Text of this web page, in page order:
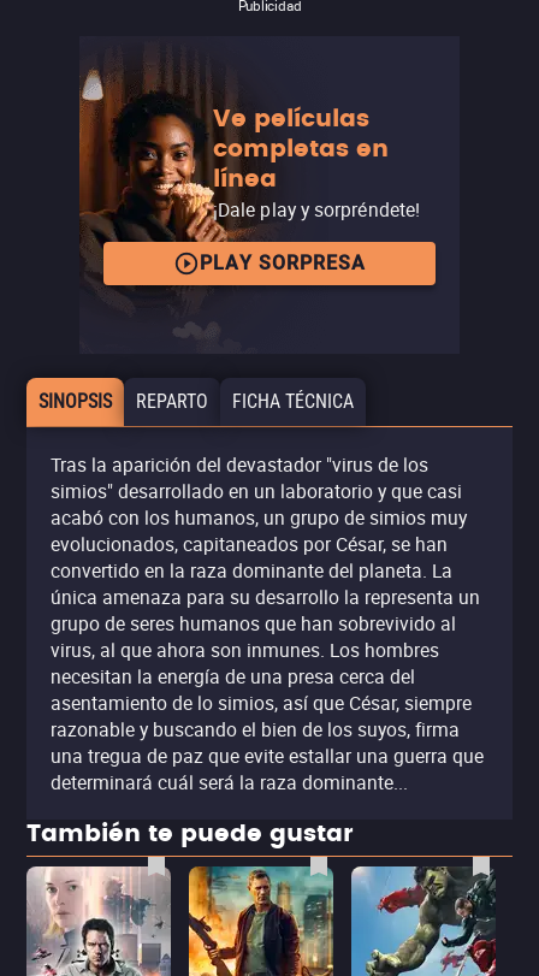
Publicidad
Ve películas
completas en
línea
¡Dale play y sorpréndete!
PLAY SORPRESA
SINOPSIS REPARTO FICHA TÉCNICA
Tras la aparición del devastador "virus de los
simios" desarrollado en un laboratorio y que casi
acabó con los humanos, un grupo de simios muy
evolucionados, capitaneados por César, se han
convertido en la raza dominante del planeta. La
única amenaza para su desarrollo la representa un
grupo de seres humanos que han sobrevivido al
virus, al que ahora son inmunes. Los hombres
necesitan la energía de una presa cerca del
asentamiento de lo simios, así que César, siempre
razonable y buscando el bien de los suyos, firma
una tregua de paz que evite estallar una guerra que
determinará cuál será la raza dominante...
También te puede gustar